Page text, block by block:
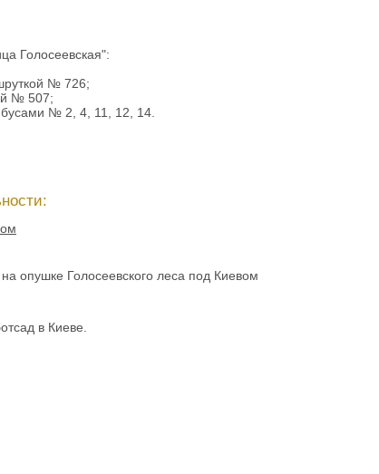
Голосеевская":
№ 726;
№ 507;
№ 2, 4, 11, 12, 14.
опушке Голосеевского леса под Киевом
в Киеве.